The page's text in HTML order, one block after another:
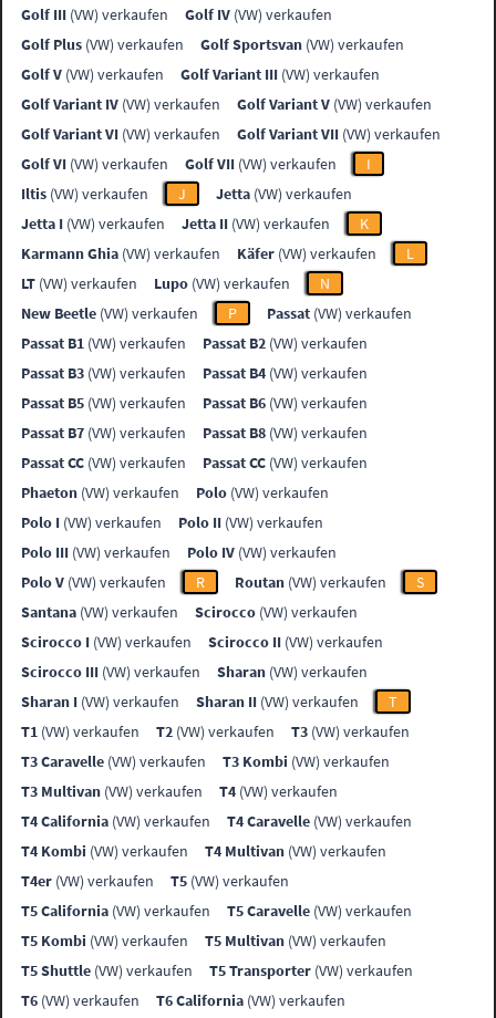
Golf III (VW) verkaufen Golf IV (VW) verkaufen
Golf Plus (VW) verkaufen Golf Sportsvan (VW) verkaufen
Golf V (VW) verkaufen Golf Variant III (VW) verkaufen
Golf Variant IV (VW) verkaufen Golf Variant V (VW) verkaufen
Golf Variant VI (VW) verkaufen Golf Variant VII (VW) verkaufen
Golf VI (VW) verkaufen Golf VII (VW) verkaufen
I
Iltis (VW) verkaufen J Jetta (VW) verkaufen
Jetta I (VW) verkaufen Jetta II (VW) verkaufen
K
Karmann Ghia (VW) verkaufen Käfer (VW) verkaufen
L
LT (VW) verkaufen Lupo (VW) verkaufen
N
New Beetle (VW) verkaufen P Passat (VW) verkaufen
Passat B1 (VW) verkaufen Passat B2 (VW) verkaufen
Passat B3 (VW) verkaufen Passat B4 (VW) verkaufen
Passat B5 (VW) verkaufen Passat B6 (VW) verkaufen
Passat B7 (VW) verkaufen Passat B8 (VW) verkaufen
Passat CC (VW) verkaufen Passat CC (VW) verkaufen
Phaeton (VW) verkaufen Polo (VW) verkaufen
Polo I (VW) verkaufen Polo II (VW) verkaufen
Polo III (VW) verkaufen Polo IV (VW) verkaufen
Polo V (VW) verkaufen R Routan (VW) verkaufen
S
Santana (VW) verkaufen Scirocco (VW) verkaufen
Scirocco I (VW) verkaufen Scirocco II (VW) verkaufen
Scirocco III (VW) verkaufen Sharan (VW) verkaufen
Sharan I (VW) verkaufen Sharan II (VW) verkaufen
T
T1 (VW) verkaufen T2 (VW) verkaufen T3 (VW) verkaufen
T3 Caravelle (VW) verkaufen T3 Kombi (VW) verkaufen
T3 Multivan (VW) verkaufen T4 (VW) verkaufen
T4 California (VW) verkaufen T4 Caravelle (VW) verkaufen
T4 Kombi (VW) verkaufen T4 Multivan (VW) verkaufen
T4er (VW) verkaufen T5 (VW) verkaufen
T5 California (VW) verkaufen T5 Caravelle (VW) verkaufen
T5 Kombi (VW) verkaufen T5 Multivan (VW) verkaufen
T5 Shuttle (VW) verkaufen T5 Transporter (VW) verkaufen
T6 (VW) verkaufen T6 California (VW) verkaufen